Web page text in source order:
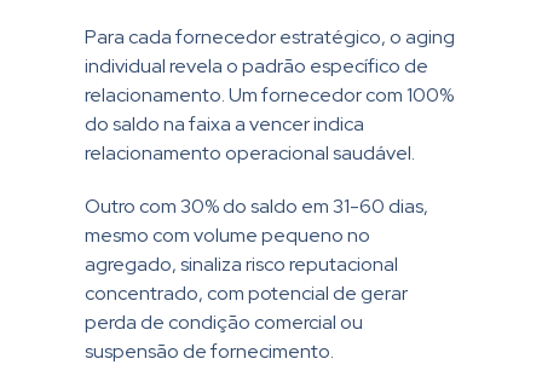
Para cada fornecedor estratégico, o aging
individual revela o padrão específico de
relacionamento. Um fornecedor com 100%
do saldo na faixa a vencer indica
relacionamento operacional saudável.
Outro com 30% do saldo em 31-60 dias,
mesmo com volume pequeno no
agregado, sinaliza risco reputacional
concentrado, com potencial de gerar
perda de condição comercial ou
suspensão de fornecimento.